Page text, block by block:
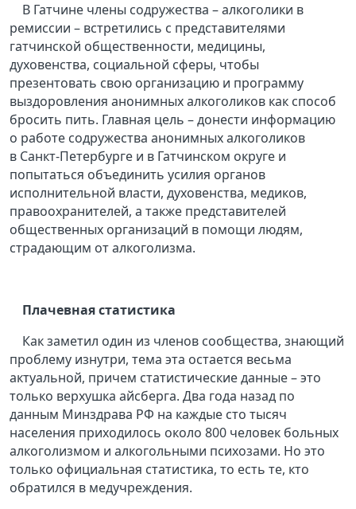
В Гатчине члены содружества – алкоголики в
ремиссии – встретились с представителями
гатчинской общественности, медицины,
духовенства, социальной сферы, чтобы
презентовать свою организацию и программу
выздоровления анонимных алкоголиков как способ
бросить пить. Главная цель – донести информацию
о работе содружества анонимных алкоголиков
в Санкт-Петербурге и в Гатчинском округе и
попытаться объединить усилия органов
исполнительной власти, духовенства, медиков,
правоохранителей, а также представителей
общественных организаций в помощи людям,
страдающим от алкоголизма.
Плачевная статистика
Как заметил один из членов сообщества, знающий
проблему изнутри, тема эта остается весьма
актуальной, причем статистические данные – это
только верхушка айсберга. Два года назад по
данным Минздрава РФ на каждые сто тысяч
населения приходилось около 800 человек больных
алкоголизмом и алкогольными психозами. Но это
только официальная статистика, то есть те, кто
обратился в медучреждения.